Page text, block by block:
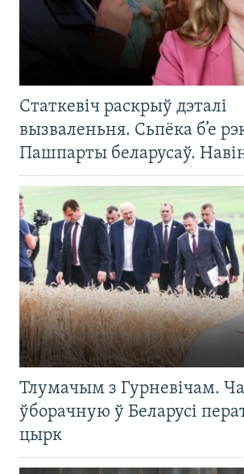
Статкевіч раскрыў дэталі
вызваленьня. Сьпёка б’е
Пашпарты беларусаў.
Тлумачым з Гурневічам.
ўборачную ў Беларусі
цырк